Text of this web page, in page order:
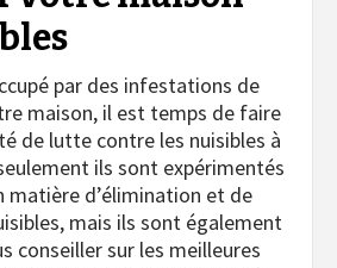
par des infestations de
maison, il est temps de faire
de lutte contre les nuisibles à
ils sont expérimentés
matière d’élimination et de
mais ils sont également
conseiller sur les meilleures